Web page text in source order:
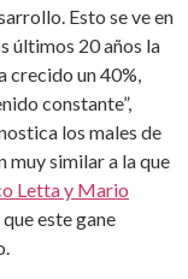
Esto se ve en
últimos 20 años la
crecido un 40%,
constante”,
los males de
muy similar a la que
Letta y Mario
este gane